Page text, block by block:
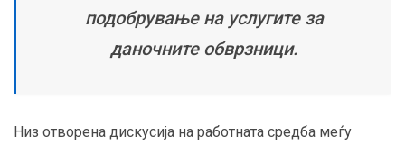
подобрување на услугите за
даночните обврзници.
Низ отворена дискусија на работната средба меѓу